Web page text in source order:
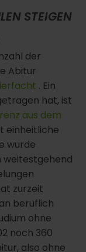
STEIGEN
der
Abitur
. Ein
hat, ist
aus dem
einheitliche
wurde
weitestgehend
zurzeit
beruflich
ohne
noch 360
also ohne